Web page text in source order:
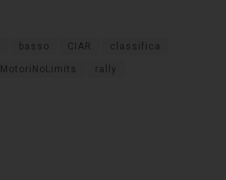
basso CIAR classifica
MotoriNoLimits rally